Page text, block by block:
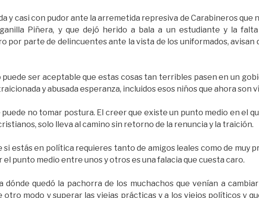
y casi con pudor ante la arremetida represiva de Carabineros que
Piñera, y que dejó herido a bala a un estudiante y la
por parte de delincuentes ante la vista de los uniformados, avisan
ser aceptable que estas cosas tan terribles pasen en un
y abusada esperanza, incluidos esos niños que ahora son
no tomar postura. El creer que existe un punto medio en el
solo lleva al camino sin retorno de la renuncia y la traición.
estás en política requieres tanto de amigos leales como de muy
el punto medio entre unos y otros es una falacia que cuesta caro.
dónde quedó la pachorra de los muchachos que venían a
otro modo y superar las viejas prácticas y a los viejos políticos y